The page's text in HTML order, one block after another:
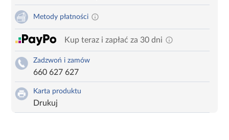
Metody płatności
Kup teraz i zapłać za 30 dni
Zadzwoń i zamów
660 627 627
Karta produktu
Drukuj